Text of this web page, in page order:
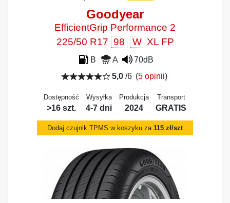
Goodyear
EfficientGrip Performance 2
225/50 R17 98 W XL FP
B A
70dB
5,0 /6 (5 opinii)
Dostępność
>16 szt.
Wysyłka
4-7 dni
Produkcja
2024
Transport
GRATIS
Dodaj czujnik TPMS w koszyku za 115 zł/szt